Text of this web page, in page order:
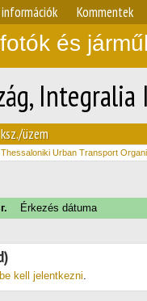
információk Kommentek
és
ksz./üzem
Thessaloniki Urban Transport
Érkezés dátuma
be kell jelentkezni.